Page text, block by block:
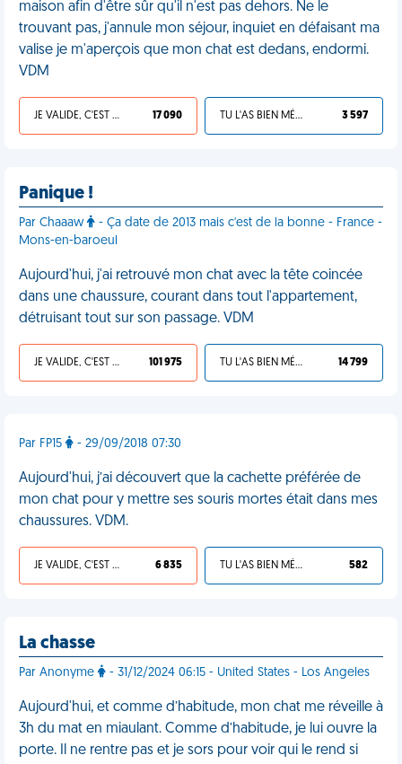
maison afin d'être sûr qu'il n'est pas dehors. Ne le
trouvant pas, j'annule mon séjour, inquiet en défaisant ma
valise je m'aperçois que mon chat est dedans, endormi.
VDM
JE VALIDE, C'EST UNE VDM 17 090 TU L'AS BIEN MÉRITÉ 3 597
Panique !
Par Chaaaw
- Ça date de 2013 mais c'est de la bonne - France -
Mons-en-baroeul
Aujourd'hui, j'ai retrouvé mon chat avec la tête coincée
dans une chaussure, courant dans tout l'appartement,
détruisant tout sur son passage. VDM
JE VALIDE, C'EST UNE VDM 101 975 TU L'AS BIEN MÉRITÉ 14 799
Par FP15 - 29/09/2018 07:30
Aujourd'hui, j’ai découvert que la cachette préférée de
mon chat pour y mettre ses souris mortes était dans mes
chaussures. VDM.
JE VALIDE, C'EST UNE VDM 6 835 TU L'AS BIEN MÉRITÉ 582
La chasse
Par Anonyme - 31/12/2024 06:15 - United States - Los Angeles
Aujourd'hui, et comme d’habitude, mon chat me réveille à
3h du mat en miaulant. Comme d’habitude, je lui ouvre la
porte. Il ne rentre pas et je sors pour voir qui le rend si